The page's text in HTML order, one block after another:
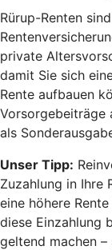
Rürup-Renten
private
damit Sie sich
Rente aufbauen
Vorsorgebeiträge
als
Unser Tipp:
Zuzahlung in Ihre
eine höhere
diese Einzahlung
geltend machen